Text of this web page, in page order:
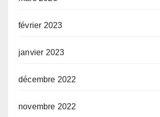
février 2023
janvier 2023
décembre 2022
novembre 2022